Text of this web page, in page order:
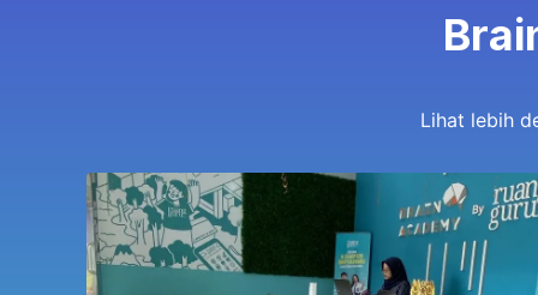
Lihat lebih